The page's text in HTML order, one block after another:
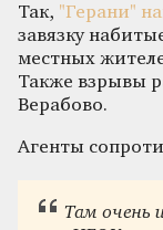
Так, "Герани"
завязку
местных
Также взрывы
Верабово.
Агенты
Там очень